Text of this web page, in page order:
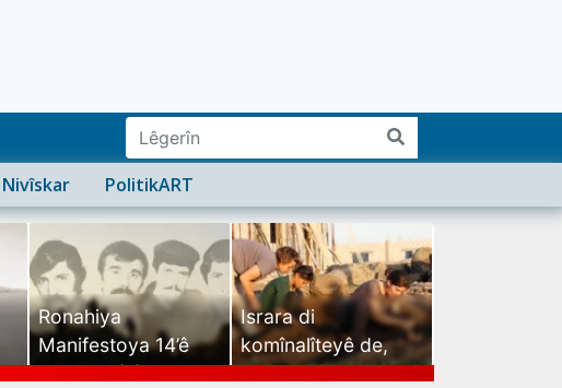
Nivîskar PolitikART
Ronahiya
Manifestoya 14’ê
Israra di
komînalîteyê de,